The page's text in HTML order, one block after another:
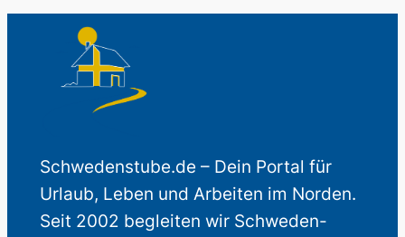
Schwedenstube.de – Dein Portal für
Urlaub, Leben und Arbeiten im Norden.
Seit 2002 begleiten wir Schweden-